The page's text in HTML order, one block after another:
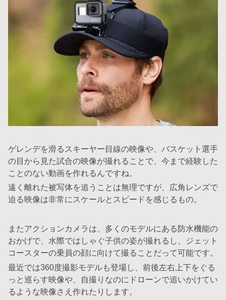
ゲレンデを滑るスキーヤー目線の映像や、バスケット選手
の目から見た試合の映像が撮れることで、今まで経験した
ことのない動画を作れるんですね。
遠く離れた被写体を追うことは無理ですが、広角レンズで
迫る映像は非常にスケールとスピードを感じるもの。
またアクションカメラは、多くのモデルにある防水機能の
おかげで、水際ではしゃぐ子供の姿が撮れるし、ジェット
コースターの乗員の顔に向けて撮ることだって可能です。
最近では360度撮影モデルも登場し、前後左右上下をぐる
っと巡らす映像や、自撮りなのにドローンで追いかけてい
るような映像さえ作れたりします。